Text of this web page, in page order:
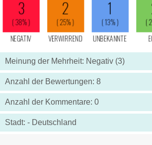
Meinung der Mehrheit: Negativ (3)
Anzahl der Bewertungen: 8
Anzahl der Kommentare: 0
Stadt: - Deutschland